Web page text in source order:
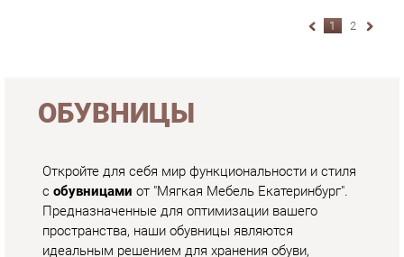
Откройте для себя мир функциональности и стиля
идеальным решением для хранения обуви,
Наши обувницы изготовлены из
высококачественных материалов
, обеспечивая
долговечность и прочность. Каждая модель
спроектирована с учётом современных тенденций